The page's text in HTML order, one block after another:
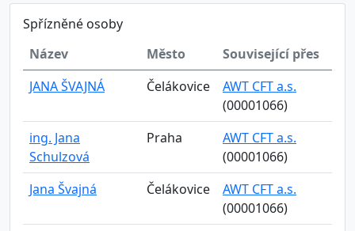
Spřízněné osoby
Název
Město
Související přes
JANA ŠVAJNÁ
Čelákovice
AWT CFT a.s.
(00001066)
ing. Jana
Schulzová
Praha
AWT CFT a.s.
(00001066)
Jana Švajná
Čelákovice
AWT CFT a.s.
(00001066)